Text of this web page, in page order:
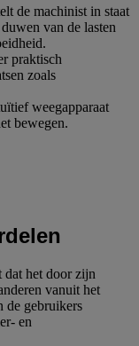
de machinist in staat
van de lasten
praktisch
zoals
weegapparaat
bewegen.
dat het door zijn
vanuit het
de gebruikers
en